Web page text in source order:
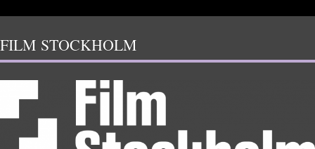
FILM STOCKHOLM